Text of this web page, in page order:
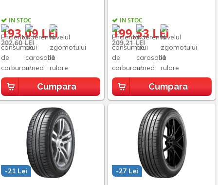
IN STOC
193,09 LEI
202,60 LEI
Cumpara
IN STOC
199,53 LEI
209,21 LEI
Cumpara
-21 Lei -27 Lei